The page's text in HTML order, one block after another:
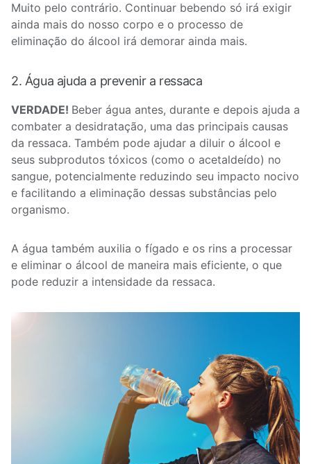
Muito pelo contrário. Continuar bebendo só irá exigir
ainda mais do nosso corpo e o processo de
eliminação do álcool irá demorar ainda mais.
2. Água ajuda a prevenir a ressaca
VERDADE! Beber água antes, durante e depois ajuda a
combater a desidratação, uma das principais causas
da ressaca. Também pode ajudar a diluir o álcool e
seus subprodutos tóxicos (como o acetaldeído) no
sangue, potencialmente reduzindo seu impacto nocivo
e facilitando a eliminação dessas substâncias pelo
organismo.
A água também auxilia o fígado e os rins a processar
e eliminar o álcool de maneira mais eficiente, o que
pode reduzir a intensidade da ressaca.